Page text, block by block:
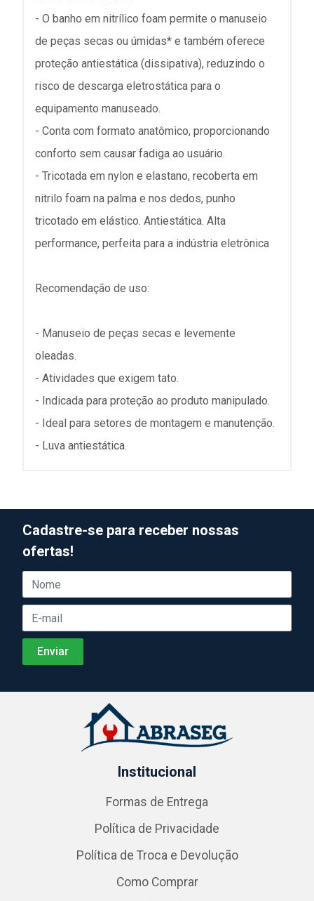
- O banho em nitrílico foam permite o manuseio
de peças secas ou úmidas* e também oferece
proteção antiestática (dissipativa), reduzindo o
risco de descarga eletrostática para o
equipamento manuseado.
- Conta com formato anatômico, proporcionando
conforto sem causar fadiga ao usuário.
- Tricotada em nylon e elastano, recoberta em
nitrilo foam na palma e nos dedos, punho
tricotado em elástico. Antiestática. Alta
performance, perfeita para a indústria eletrônica
Recomendação de uso:
- Manuseio de peças secas e levemente
oleadas.
- Atividades que exigem tato.
- Indicada para proteção ao produto manipulado.
- Ideal para setores de montagem e manutenção.
- Luva antiestática.
Cadastre-se para receber nossas
ofertas!
Institucional
Formas de Entrega
Política de Privacidade
Política de Troca e Devolução
Como Comprar